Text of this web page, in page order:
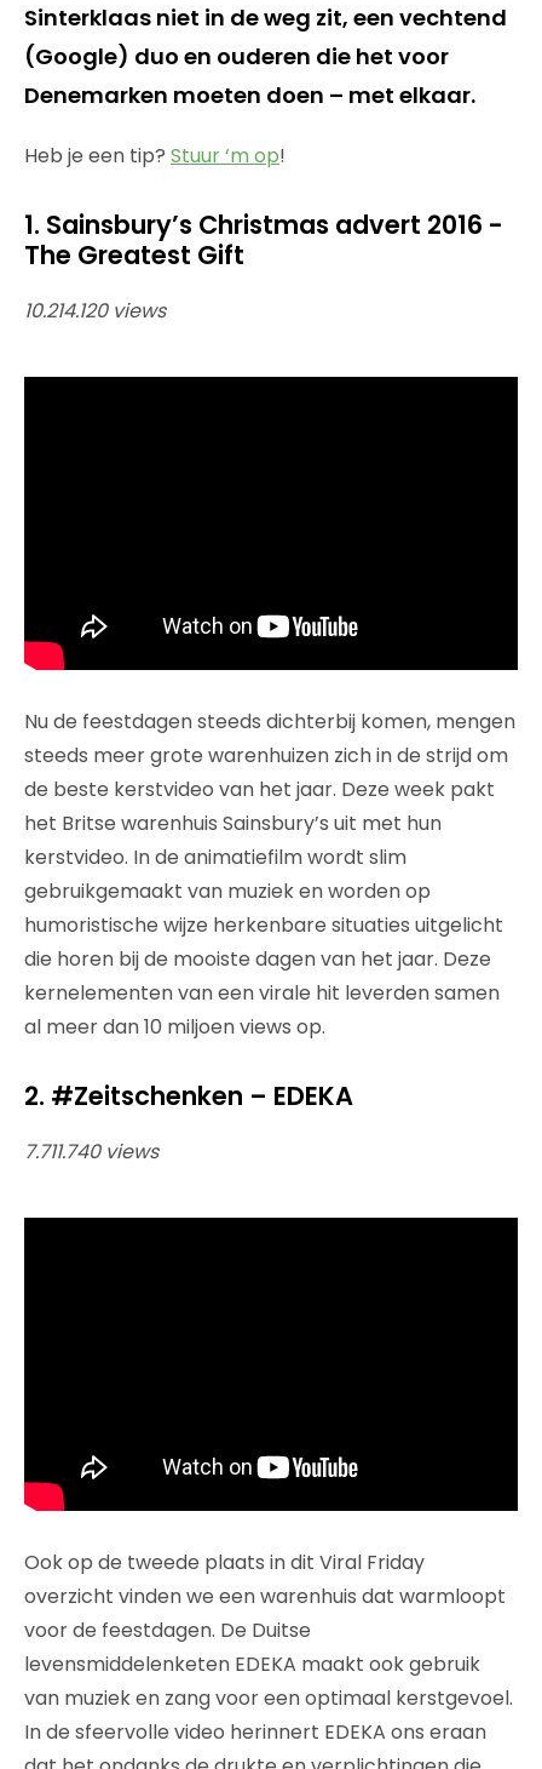
Sinterklaas niet in de weg zit, een vechtend
(Google) duo en ouderen die het voor
Denemarken moeten doen – met elkaar.
Heb je een tip? Stuur ‘m op!
1. Sainsbury’s Christmas advert 2016 -
The Greatest Gift
10.214.120 views
Nu de feestdagen steeds dichterbij komen, mengen
steeds meer grote warenhuizen zich in de strijd om
de beste kerstvideo van het jaar. Deze week pakt
het Britse warenhuis Sainsbury’s uit met hun
kerstvideo. In de animatiefilm wordt slim
gebruikgemaakt van muziek en worden op
humoristische wijze herkenbare situaties uitgelicht
die horen bij de mooiste dagen van het jaar. Deze
kernelementen van een virale hit leverden samen
al meer dan 10 miljoen views op.
2. #Zeitschenken – EDEKA
7.711.740 views
Ook op de tweede plaats in dit Viral Friday
overzicht vinden we een warenhuis dat warmloopt
voor de feestdagen. De Duitse
levensmiddelenketen EDEKA maakt ook gebruik
van muziek en zang voor een optimaal kerstgevoel.
In de sfeervolle video herinnert EDEKA ons eraan